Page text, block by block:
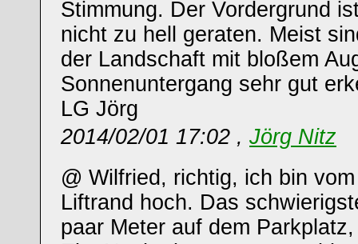
Stimmung. Der Vordergrund
nicht zu hell geraten. Meist
der Landschaft mit bloßem
Sonnenuntergang sehr gut
LG Jörg
2014/02/01 17:02 , Jörg Nitz
@ Wilfried, richtig, ich bin
Liftrand hoch. Das
paar Meter auf dem